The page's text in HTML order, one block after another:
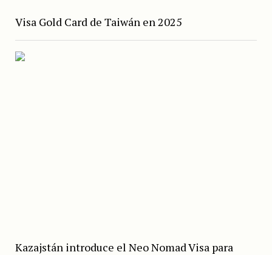
Visa Gold Card de Taiwán en 2025
Kazajstán introduce el Neo Nomad Visa para